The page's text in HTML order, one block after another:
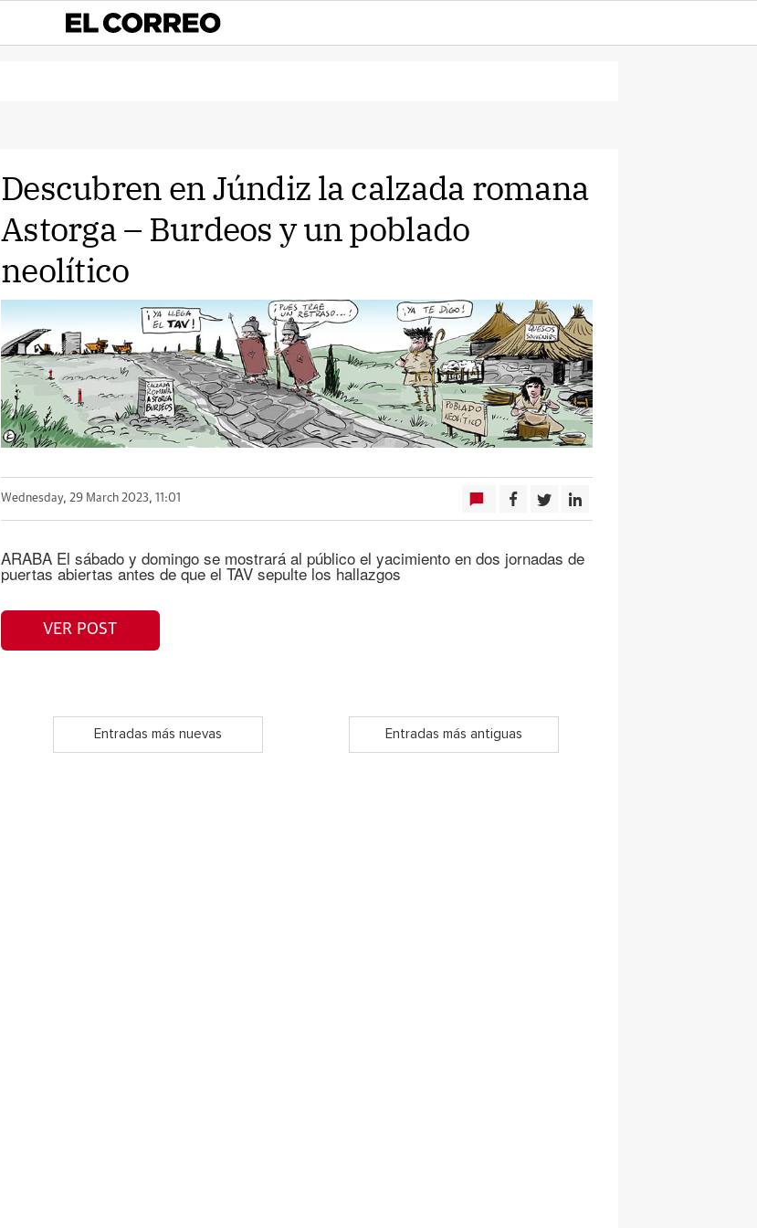
Descubren en Júndiz la calzada romana
Astorga – Burdeos y un poblado
neolítico
Wednesday, 29 March 2023, 11:01
ARABA El sábado y domingo se mostrará al público el yacimiento en dos jornadas de
puertas abiertas antes de que el TAV sepulte los hallazgos
VER POST
Entradas más nuevas Entradas más antiguas